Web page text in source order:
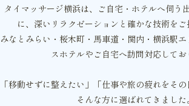
タイマッサージ横浜は、ご自宅・ホテルへ伺う
に、深いリラクゼーションと確かな技術をご
みなとみらい・桜木町・馬車道・関内・横浜駅
スホテルやご自宅へ訪問対応してお
「移動せずに整えたい」「仕事や旅の疲れをその
そんな方に選ばれてきました。